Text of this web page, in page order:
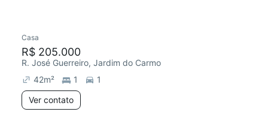
Casa
R$ 205.000
R. José Guerreiro, Jardim do Carmo
42m² 1
1
Ver contato